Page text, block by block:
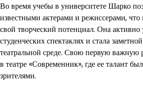
Во время учебы в университете Шарко
известными актерами и режиссерами, что
свой творческий потенциал. Она активно
студенческих спектаклях и стала
театральной среде. Свою первую важную
в театре «Современник», где ее талант
зрителями.